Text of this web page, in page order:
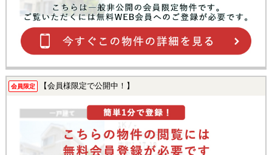
会員限定 【会員様限定で公開中！】